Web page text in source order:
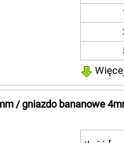
/ gniazdo bananowe